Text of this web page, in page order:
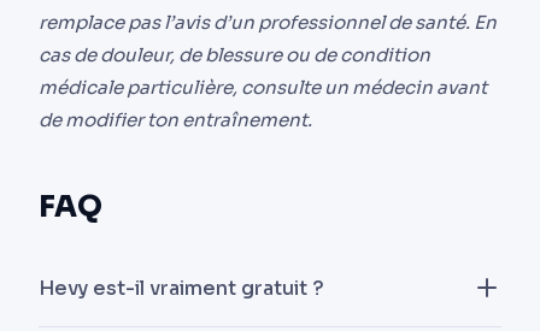
remplace pas l’avis d’un professionnel de santé. En
cas de douleur, de blessure ou de condition
médicale particulière, consulte un médecin avant
de modifier ton entraînement.
FAQ
Hevy est-il vraiment gratuit ?